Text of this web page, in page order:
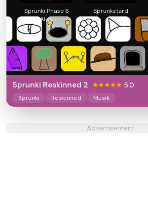
Sprunki Phase 6
Alive
Sprunkstard
Sprunki Reskinned 2 5.0
Sprunki Reskinned Musik
Advertisement